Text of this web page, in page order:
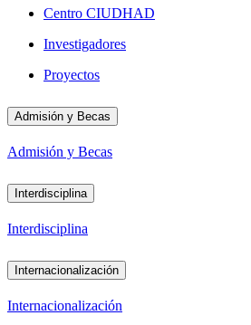
Centro CIUDHAD
Investigadores
Proyectos
Admisión y Becas
Admisión y Becas
Interdisciplina
Interdisciplina
Internacionalización
Internacionalización